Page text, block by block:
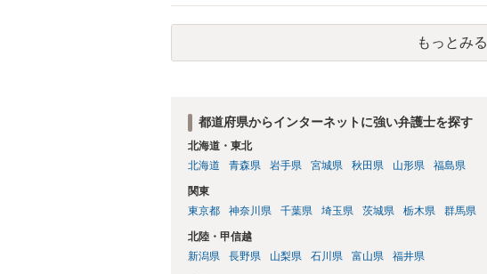
もっとみる
都道府県からインターネットに強い弁護士を探す
北海道・東北
北海道
青森県 岩手県 宮城県 秋田県 山形県 福島県
関東
東京都
神奈川県 千葉県 埼玉県 茨城県 栃木県 群馬県
北陸・甲信越
新潟県
長野県 山梨県 石川県 富山県 福井県